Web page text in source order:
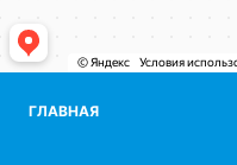
ГЛАВНАЯ